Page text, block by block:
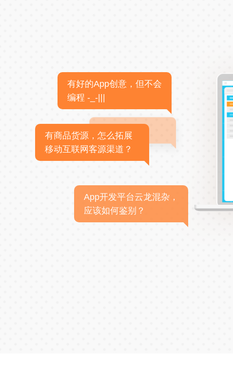
有好的App创意，但不会
编程 -_-|||
有商品货源，怎么拓展
移动互联网客源渠道？
App开发平台云龙混杂，
应该如何鉴别？